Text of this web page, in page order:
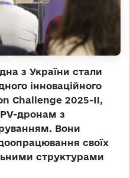
з України стали
інноваційного
Challenge 2025-II,
дронам з
Вони
своїх
структурами